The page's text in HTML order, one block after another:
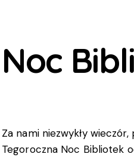
Noc
Za nami niezwykły
Tegoroczna Noc Bibliotek